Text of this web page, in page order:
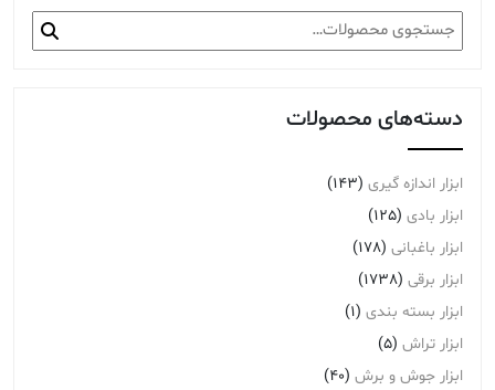
جستجو
برای:
دسته‌های محصولات
ابزار اندازه گیری (143)
ابزار بادی (125)
ابزار باغبانی (178)
ابزار برقی (1738)
ابزار بسته بندی (1)
ابزار تراش (5)
ابزار جوش و برش (40)